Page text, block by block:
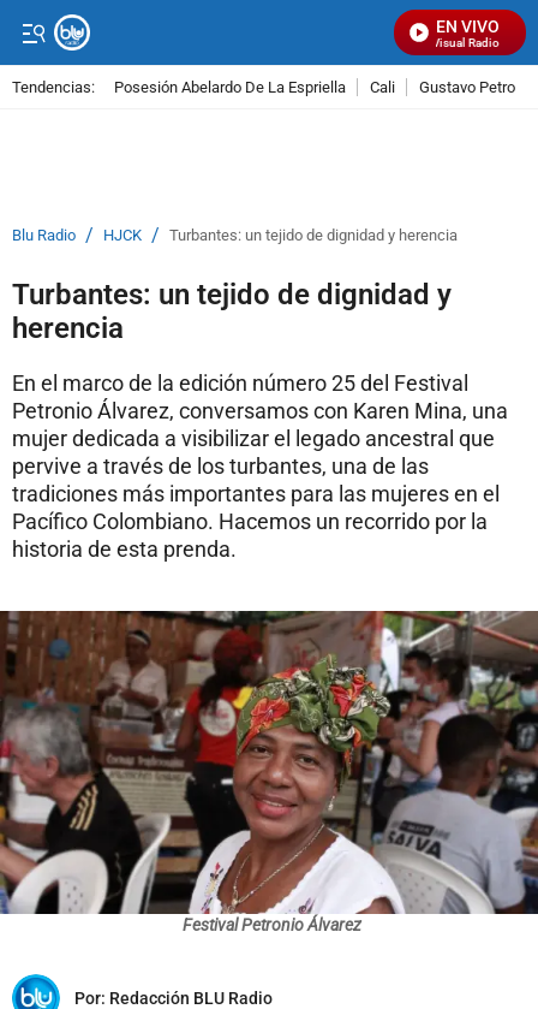
EN VIVO
Señal Visual Radio
Tendencias: Posesión Abelardo De La Espriella Cali Gustavo Petro
Blu Radio / HJCK / Turbantes: un tejido de dignidad y herencia
Turbantes: un tejido de dignidad y
herencia
En el marco de la edición número 25 del Festival
Petronio Álvarez, conversamos con Karen Mina, una
mujer dedicada a visibilizar el legado ancestral que
pervive a través de los turbantes, una de las
tradiciones más importantes para las mujeres en el
Pacífico Colombiano. Hacemos un recorrido por la
historia de esta prenda.
Festival Petronio Álvarez
Por: Redacción BLU Radio